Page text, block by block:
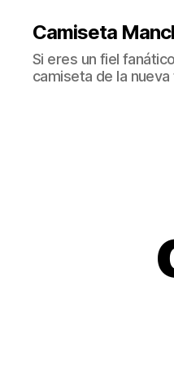
Camiseta
Si eres un fiel
camiseta de la